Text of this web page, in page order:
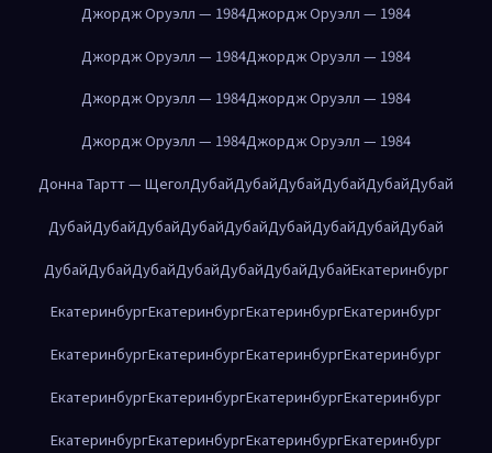
Джордж Оруэлл — 1984Джордж Оруэлл — 1984
Джордж Оруэлл — 1984Джордж Оруэлл — 1984
Джордж Оруэлл — 1984Джордж Оруэлл — 1984
Джордж Оруэлл — 1984Джордж Оруэлл — 1984
Донна Тартт — ЩеголДубайДубайДубайДубайДубайДубай
ДубайДубайДубайДубайДубайДубайДубайДубайДубай
ДубайДубайДубайДубайДубайДубайДубайЕкатеринбург
ЕкатеринбургЕкатеринбургЕкатеринбургЕкатеринбург
ЕкатеринбургЕкатеринбургЕкатеринбургЕкатеринбург
ЕкатеринбургЕкатеринбургЕкатеринбургЕкатеринбург
ЕкатеринбургЕкатеринбургЕкатеринбургЕкатеринбург